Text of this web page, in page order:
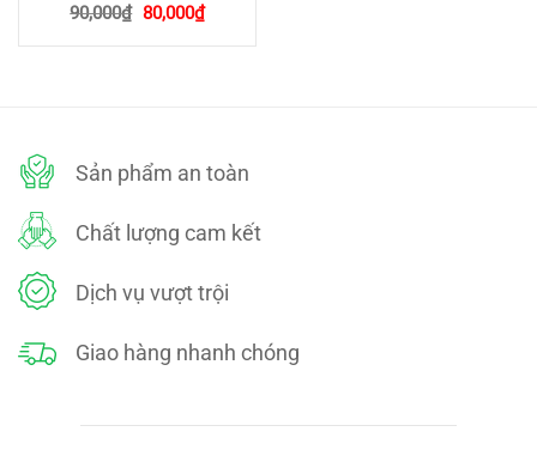
90,000₫ Giá
là:
80,000₫Giá
hiện
tại
Sản phẩm an toàn
Chất lượng cam kết
Dịch vụ vượt trội
Giao hàng nhanh chóng